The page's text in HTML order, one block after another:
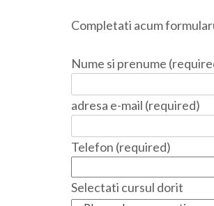
Completati acum
Nume si prenume
adresa e-mail (required)
Telefon (required)
Selectati cursul dorit